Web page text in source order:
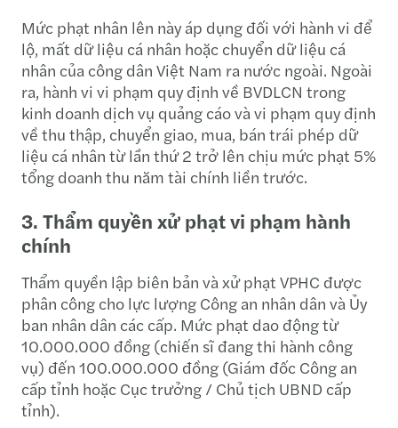
Mức phạt nhân lên này áp dụng đối với hành vi để
lộ, mất dữ liệu cá nhân hoặc chuyển dữ liệu cá
nhân của công dân Việt Nam ra nước ngoài. Ngoài
ra, hành vi vi phạm quy định về BVDLCN trong
kinh doanh dịch vụ quảng cáo và vi phạm quy định
về thu thập, chuyển giao, mua, bán trái phép dữ
liệu cá nhân từ lần thứ 2 trở lên chịu mức phạt 5%
tổng doanh thu năm tài chính liền trước.
3. Thẩm quyền xử phạt vi phạm hành
chính
Thẩm quyền lập biên bản và xử phạt VPHC được
phân công cho lực lượng Công an nhân dân và Ủy
ban nhân dân các cấp. Mức phạt dao động từ
10.000.000 đồng (chiến sĩ đang thi hành công
vụ) đến 100.000.000 đồng (Giám đốc Công an
cấp tỉnh hoặc Cục trưởng / Chủ tịch UBND cấp
tỉnh).